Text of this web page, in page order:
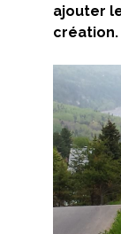
ajouter
création.